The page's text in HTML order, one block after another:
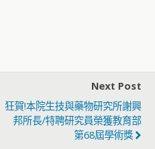
Next Post
狂賀!本院生技與藥物研究所謝興
邦所長/特聘研究員榮獲教育部
第68屆學術獎